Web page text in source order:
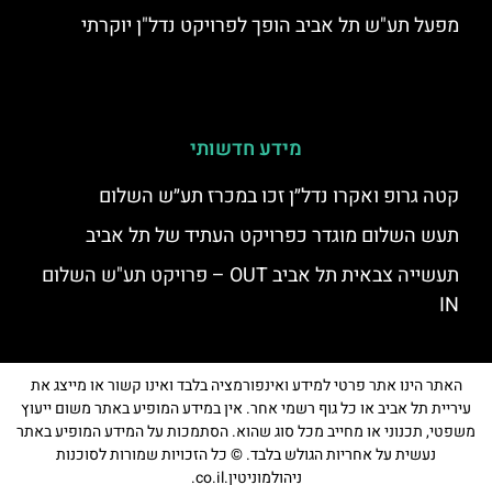
מפעל תע"ש תל אביב הופך לפרויקט נדל"ן יוקרתי
מידע חדשותי
קטה גרופ ואקרו נדל״ן זכו במכרז תע״ש השלום
תעש השלום מוגדר כפרויקט העתיד של תל אביב
תעשייה צבאית תל אביב OUT – פרויקט תע"ש השלום
IN
האתר הינו אתר פרטי למידע ואינפורמציה בלבד ואינו קשור או מייצג את
עיריית תל אביב או כל גוף רשמי אחר. אין במידע המופיע באתר משום ייעוץ
משפטי, תכנוני או מחייב מכל סוג שהוא. הסתמכות על המידע המופיע באתר
נעשית על אחריות הגולש בלבד. © כל הזכויות שמורות לסוכנות
ניהולמוניטין.co.il.